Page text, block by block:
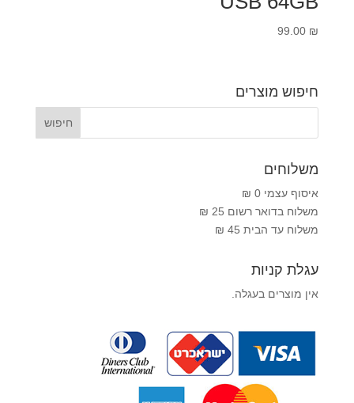
99.00 ₪
חיפוש מוצרים
משלוחים
איסוף עצמי 0 ₪
משלוח בדואר רשום 25 ₪
משלוח עד הבית 45 ₪
עגלת קניות
אין מוצרים בעגלה.